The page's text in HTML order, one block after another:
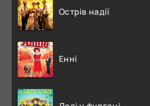
Острів надії
Енні